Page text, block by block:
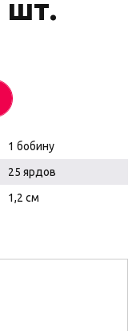
шт.
1 бобину
25 ярдов
1,2 см